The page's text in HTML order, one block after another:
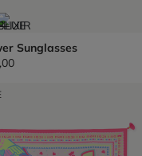
Sunglasses